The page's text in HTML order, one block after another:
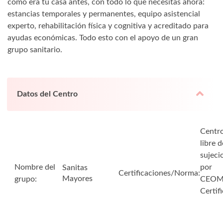
como era tu casa antes, con todo lo que necesitas ahora:
estancias temporales y permanentes, equipo asistencial
experto, rehabilitación física y cognitiva y acreditado para
ayudas económicas. Todo esto con el apoyo de un gran
grupo sanitario.
Datos del Centro
Nombre del
grupo:
Sanitas
Mayores
Certificaciones/Norma:
libre
por